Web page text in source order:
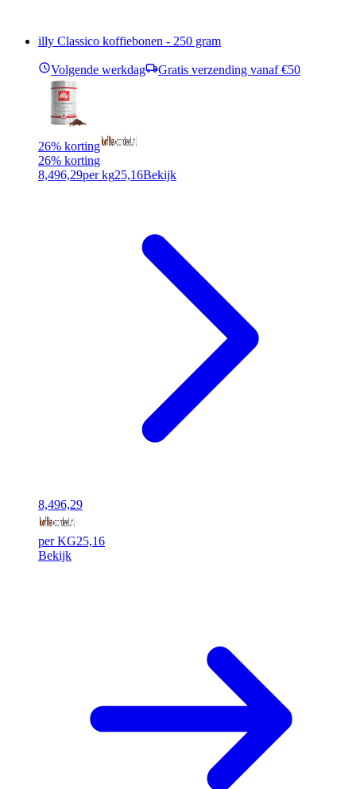
illy Classico koffiebonen - 250 gram
Volgende werkdag Gratis verzending vanaf €50
26% korting
26% korting
8,496,29per kg25,16Bekijk
8,496,29
per KG25,16
Bekijk